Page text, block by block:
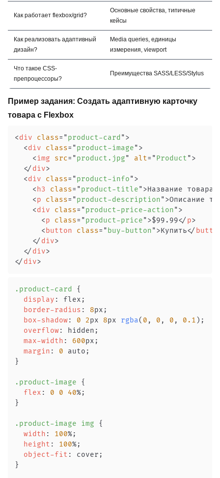
Как работает flexbox/grid?
Основные свойства, типичные
кейсы
Как реализовать адаптивный
дизайн?
Media queries, единицы
измерения, viewport
Что такое CSS-
препроцессоры?
Преимущества SASS/LESS/Stylus
Пример задания: Создать адаптивную карточку
товара с Flexbox
<div class= "product-card ">
<div class= "product-image">
<img src= "product.jpg" alt= "Product">
</div>
<div class= "product-info">
<h3 class= "product-title">Название товара
<p class= "product-description">Описание
<div class= "product-price-action">
<p class= "product-price">$99.99</p>
<button class= " buy-button">Купить</
</div>
</div>
</div>
.product-card
{
display : flex ;
border-radius : 8px ;
box-shadow: 0 2px 8px rgba( 0 , 0 , 0 , 0.1 ) ;
overflow: hidden ;
max-width : 600px ;
margin : 0 auto ;
}
.product-image
{
flex : 0 0 40%;
}
.product-image img
{
width : 100%;
height : 100%;
object-fit : cover ;
}